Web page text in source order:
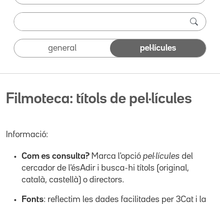
general pel·lícules
Filmoteca: títols de pel·lícules
Informació:
Com es consulta? Marca l'opció pel·lícules del
cercador de l'ésAdir i busca-hi títols (original,
català, castellà) o directors.
Fonts: reflectim les dades facilitades per 3Cat i la